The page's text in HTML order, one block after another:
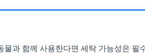
과 함께 사용한다면 세탁 가능성은 필